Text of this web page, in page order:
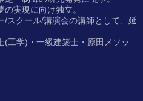
の実現に向け独立。
/スクール/講演会の講師として、延
(工学)・一級建築士・原田メソッ